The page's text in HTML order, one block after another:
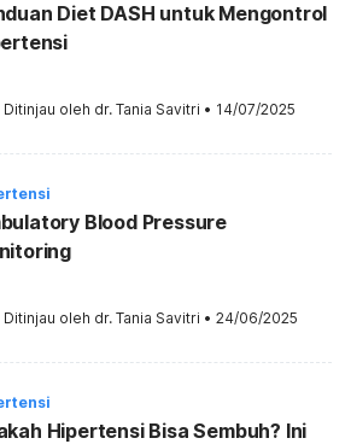
Diet DASH untuk Mengontrol
Ditinjau oleh dr. Tania Savitri • 14/07/2025
Blood Pressure
Ditinjau oleh dr. Tania Savitri • 24/06/2025
Hipertensi Bisa Sembuh? Ini